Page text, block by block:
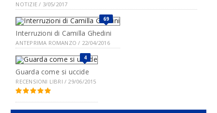
NOTIZIE / 3/05/2017
69
Interruzioni di Camilla Ghedini
ANTEPRIMA ROMANZO / 22/04/2016
4
Guarda come si uccide
RECENSIONI LIBRI / 29/06/2015